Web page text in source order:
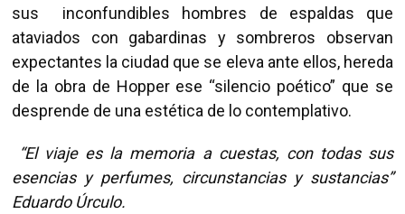
sus inconfundibles hombres de espaldas que
ataviados con gabardinas y sombreros observan
expectantes la ciudad que se eleva ante ellos, hereda
de la obra de Hopper ese “silencio poético” que se
desprende de una estética de lo contemplativo.
“El viaje es la memoria a cuestas, con todas sus
esencias y perfumes, circunstancias y sustancias”
Eduardo Úrculo.